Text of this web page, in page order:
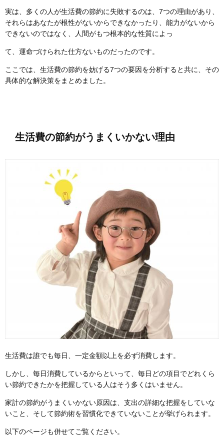
実は、多くの人が生活費の節約に失敗するのは、7つの理由があり、
それらはあなたが根性がないからできなかったり、能力がないから
できないのではなく、人間がもつ根本的な性質によっ
て、運命づけられた仕方ないものだったのです。
ここでは、生活費の節約を妨げる7つの要因を分析すると共に、その
具体的な解決策をまとめました。
生活費の節約がうまくいかない理由
生活費は誰でも毎日、一定金額以上を必ず消費します。
しかし、毎日消費しているからといって、毎日どの項目でどれくら
い節約できたかを把握している人はそう多くはいません。
家計の節約がうまくいかない原因は、支出の詳細な把握をしていな
いこと、そして節約術を習慣化できていないことが挙げられます。
以下のページも併せてご覧ください。